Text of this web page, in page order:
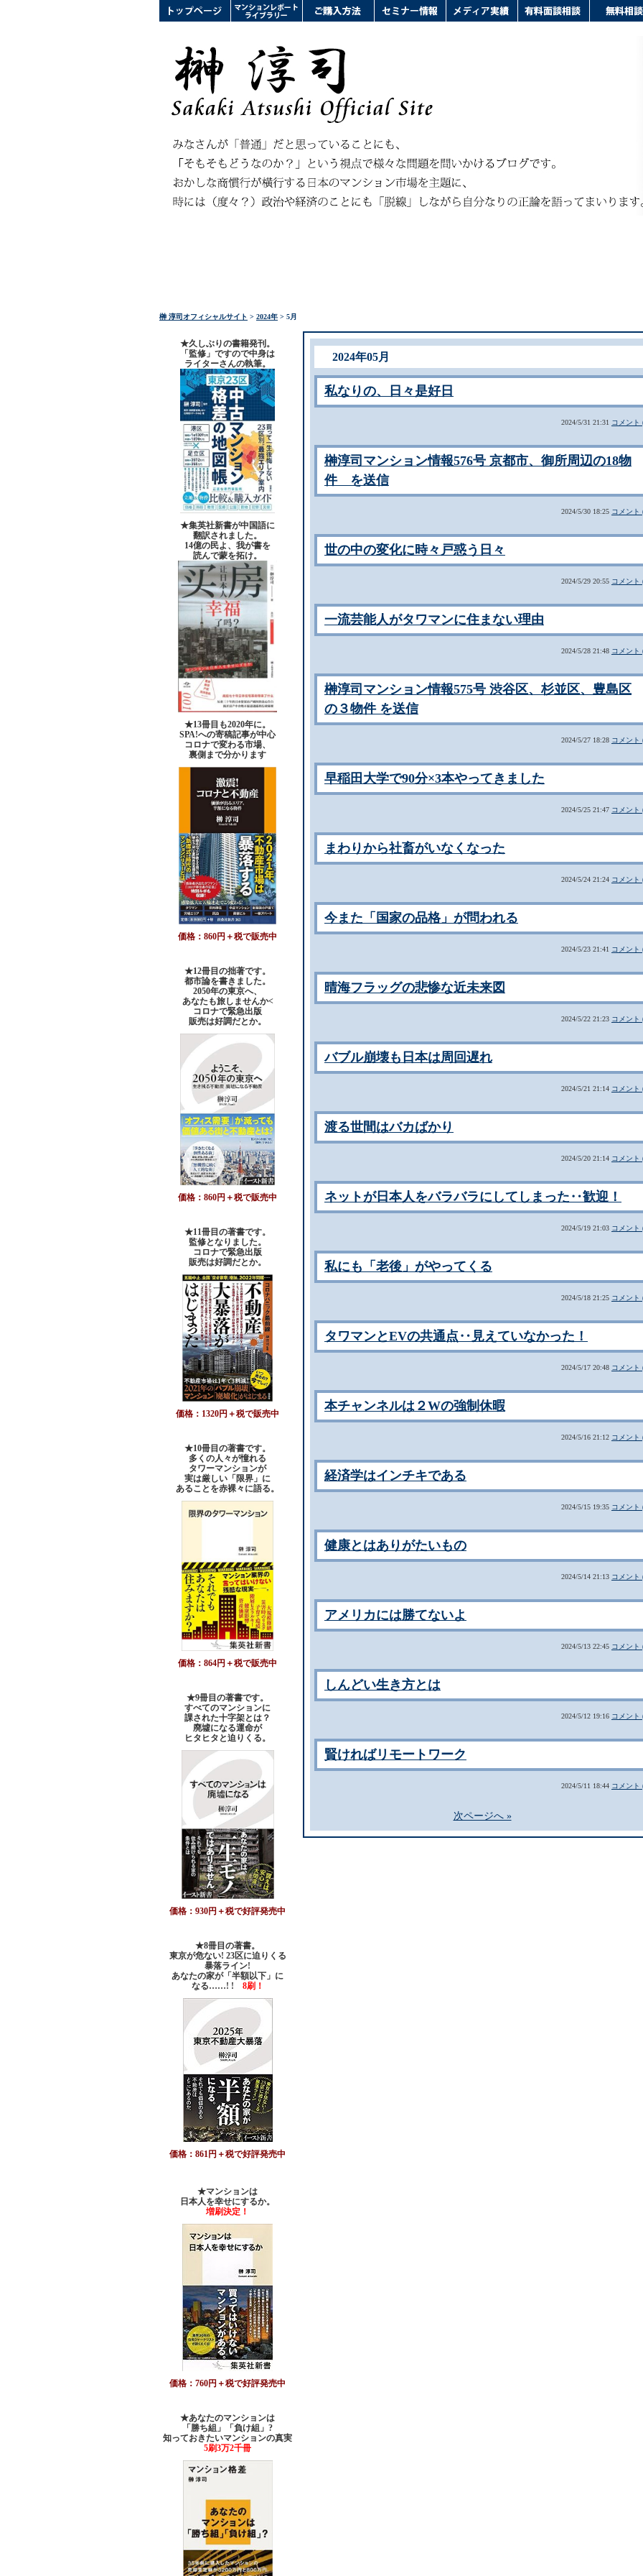
榊 淳司オフィシャルサイト > 2024年 > 5月
★久しぶりの書籍発刊。
「監修」ですので中身は
ライターさんの執筆。
★集英社新書が中国語に
翻訳されました。
14億の民よ、我が書を
読んで蒙を拓け。
★13冊目も2020年に。
SPA!への寄稿記事が中心
コロナで変わる市場、
裏側まで分かります
価格：860円＋税で販売中
★12冊目の拙著です。
都市論を書きました。
2050年の東京へ、
あなたも旅しませんか<
コロナで緊急出版
販売は好調だとか。
価格：860円＋税で販売中
★11冊目の著書です。
監修となりました。
コロナで緊急出版
販売は好調だとか。
価格：1320円＋税で販売中
★10冊目の著書です。
多くの人々が憧れる
タワーマンションが
実は厳しい「限界」に
あることを赤裸々に語る。
価格：864円＋税で販売中
★9冊目の著書です。
すべてのマンションに
課された十字架とは？
廃墟になる運命が
ヒタヒタと迫りくる。
価格：930円＋税で好評発売中
★8冊目の著書。
東京が危ない! 23区に迫りくる
暴落ライン!
あなたの家が「半額以下」に
なる……! ! 8刷！
価格：861円＋税で好評発売中
★マンションは
日本人を幸せにするか。
増刷決定！
価格：760円＋税で好評発売中
★あなたのマンションは
「勝ち組」「負け組」?
知っておきたいマンションの真実
5刷3万2千冊
2024年05月
私なりの、日々是好日
2024/5/31 21:31 コメント
榊淳司マンション情報576号 京都市、御所周辺の18物
件 を送信
2024/5/30 18:25 コメント
世の中の変化に時々戸惑う日々
2024/5/29 20:55 コメント
一流芸能人がタワマンに住まない理由
2024/5/28 21:48 コメント
榊淳司マンション情報575号 渋谷区、杉並区、豊島区
の３物件 を送信
2024/5/27 18:28 コメント
早稲田大学で90分×3本やってきました
2024/5/25 21:47 コメント
まわりから社畜がいなくなった
2024/5/24 21:24 コメント
今また「国家の品格」が問われる
2024/5/23 21:41 コメント
晴海フラッグの悲惨な近未来図
2024/5/22 21:23 コメント
バブル崩壊も日本は周回遅れ
2024/5/21 21:14 コメント
渡る世間はバカばかり
2024/5/20 21:14 コメント
ネットが日本人をバラバラにしてしまった‥歓迎！
2024/5/19 21:03 コメント
私にも「老後」がやってくる
2024/5/18 21:25 コメント
タワマンとEVの共通点‥見えていなかった！
2024/5/17 20:48 コメント
本チャンネルは２Wの強制休暇
2024/5/16 21:12 コメント
経済学はインチキである
2024/5/15 19:35 コメント
健康とはありがたいもの
2024/5/14 21:13 コメント
アメリカには勝てないよ
2024/5/13 22:45 コメント
しんどい生き方とは
2024/5/12 19:16 コメント
賢ければリモートワーク
2024/5/11 18:44 コメント
次ページへ »